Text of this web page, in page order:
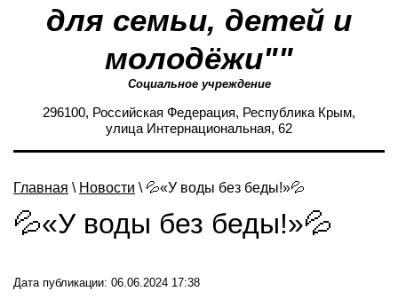
для семьи, детей и
молодёжи""
Социальное учреждение
296100, Российская Федерация, Республика Крым,
улица Интернациональная, 62
Главная \ Новости \ 💦«У воды без беды!»💦
💦«У воды без беды!»💦
Дата публикации: 06.06.2024 17:38